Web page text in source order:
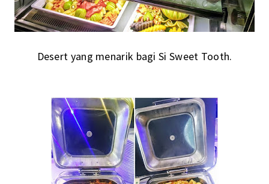
Desert yang menarik bagi Si Sweet Tooth.